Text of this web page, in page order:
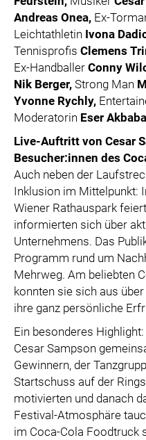
Andreas Onea, Ex-
Leichtathletin Ivona
Tennisprofis Clemens
Ex-Handballer Conny
Nik Berger, Strong Man
Yvonne Rychly,
Moderatorin Eser Akbaba
Live-Auftritt von Cesar
Besucher:innen des
Auch neben der
Inklusion im Mittelpunkt:
Wiener Rathauspark
informierten sich über
Unternehmens. Das
Programm rund um
Mehrweg. Am beliebten
konnten sie sich aus
ihre ganz persönliche
Ein besonderes
Cesar Sampson
Gewinnern, der
Startschuss auf der
motivierten und danach
Festival-Atmosphäre
im Coca-Cola Foodtruck